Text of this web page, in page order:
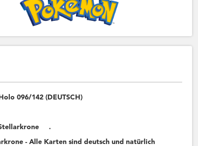
096/142 (DEUTSCH)
Stellarkrone .
- Alle Karten sind deutsch und natürlich